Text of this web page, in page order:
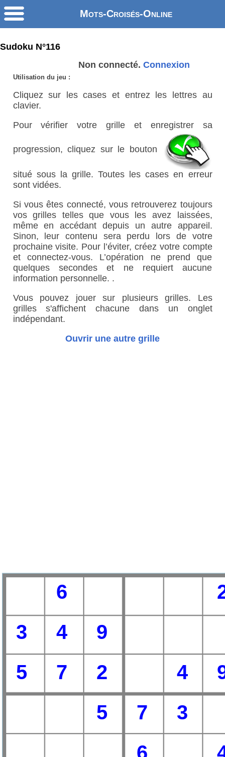
Mots-Croisés-Online
Sudoku N°116
Non connecté. Connexion
Utilisation du jeu :
Cliquez sur les cases et entrez les lettres au
clavier.
Pour vérifier votre grille et enregistrer sa
progression, cliquez sur le bouton
situé sous la grille. Toutes les cases en erreur
sont vidées.
Si vous êtes connecté, vous retrouverez toujours
vos grilles telles que vous les avez laissées,
même en accédant depuis un autre appareil.
Sinon, leur contenu sera perdu lors de votre
prochaine visite. Pour l’éviter, créez votre compte
et connectez-vous. L’opération ne prend que
quelques secondes et ne requiert aucune
information personnelle. .
Vous pouvez jouer sur plusieurs grilles. Les
grilles s'affichent chacune dans un onglet
indépendant.
Ouvrir une autre grille